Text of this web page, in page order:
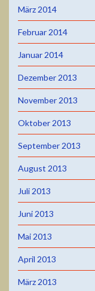
März 2014
Februar 2014
Januar 2014
Dezember 2013
November 2013
Oktober 2013
September 2013
August 2013
Juli 2013
Juni 2013
Mai 2013
April 2013
März 2013